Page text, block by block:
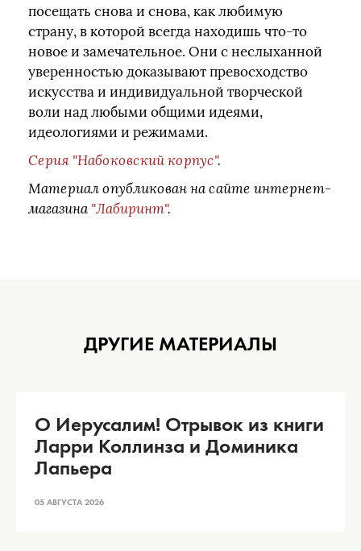
посещать снова и снова, как любимую
страну, в которой всегда находишь что-то
новое и замечательное. Они с неслыханной
уверенностью доказывают превосходство
искусства и индивидуальной творческой
воли над любыми общими идеями,
идеологиями и режимами.
Серия "Набоковский корпус".
Материал опубликован на сайте интернет-
магазина"Лабиринт".
ДРУГИЕ МАТЕРИАЛЫ
О Иерусалим! Отрывок из книги
Ларри Коллинза и Доминика
Лапьера
05 АВГУСТА 2026